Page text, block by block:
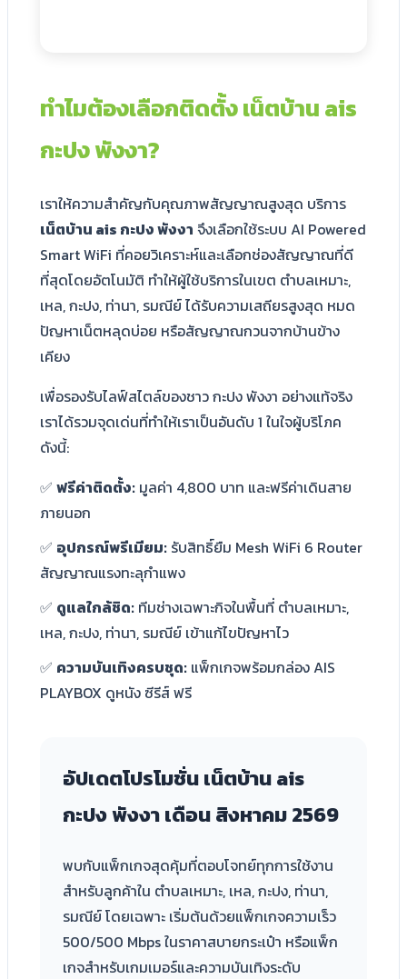
ทำไมต้องเลือกติดตั้ง เน็ตบ้าน ais
กะปง พังงา?
เราให้ความสำคัญกับคุณภาพสัญญาณสูงสุด บริการ
เน็ตบ้าน ais กะปง พังงา จึงเลือกใช้ระบบ AI Powered
Smart WiFi ที่คอยวิเคราะห์และเลือกช่องสัญญาณที่ดี
ที่สุดโดยอัตโนมัติ ทำให้ผู้ใช้บริการในเขต ตำบลเหมาะ,
เหล, กะปง, ท่านา, รมณีย์ ได้รับความเสถียรสูงสุด หมด
ปัญหาเน็ตหลุดบ่อย หรือสัญญาณกวนจากบ้านข้าง
เคียง
เพื่อรองรับไลฟ์สไตล์ของชาว กะปง พังงา อย่างแท้จริง
เราได้รวมจุดเด่นที่ทำให้เราเป็นอันดับ 1 ในใจผู้บริโภค
ดังนี้:
✅ ฟรีค่าติดตั้ง: มูลค่า 4,800 บาท และฟรีค่าเดินสาย
ภายนอก
✅ อุปกรณ์พรีเมียม: รับสิทธิ์ยืม Mesh WiFi 6 Router
สัญญาณแรงทะลุกำแพง
✅ ดูแลใกล้ชิด: ทีมช่างเฉพาะกิจในพื้นที่ ตำบลเหมาะ,
เหล, กะปง, ท่านา, รมณีย์ เข้าแก้ไขปัญหาไว
✅ ความบันเทิงครบชุด: แพ็กเกจพร้อมกล่อง AIS
PLAYBOX ดูหนัง ซีรีส์ ฟรี
อัปเดตโปรโมชั่น เน็ตบ้าน ais
กะปง พังงา เดือนสิงหาคม 2569
พบกับแพ็กเกจสุดคุ้มที่ตอบโจทย์ทุกการใช้งาน
สำหรับลูกค้าใน ตำบลเหมาะ, เหล, กะปง, ท่านา,
รมณีย์ โดยเฉพาะ เริ่มต้นด้วยแพ็กเกจความเร็ว
500/500 Mbps ในราคาสบายกระเป๋า หรือแพ็ก
เกจสำหรับเกมเมอร์และความบันเทิงระดับ